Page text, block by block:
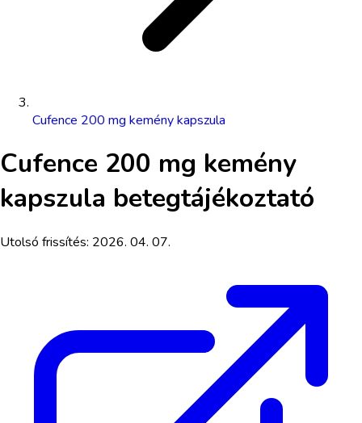
Cufence 200 mg kemény kapszula
Cufence 200 mg kemény
kapszula betegtájékoztató
Utolsó frissítés: 2026. 04. 07.